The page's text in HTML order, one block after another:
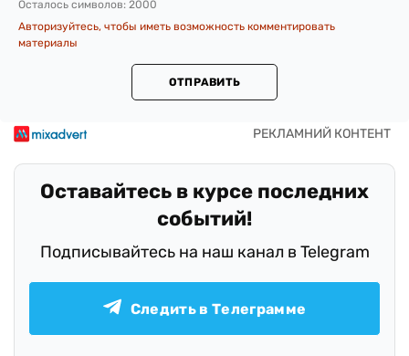
Осталось символов: 2000
Авторизуйтесь, чтобы иметь возможность комментировать
материалы
ОТПРАВИТЬ
Оставайтесь в курсе последних
событий!
Подписывайтесь на наш канал в Telegram
Следить в Телеграмме